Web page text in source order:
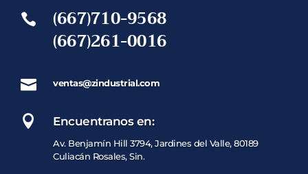

(667)710-9568
(667)261-0016
 ventas@zindustrial.com
 Encuentranos en:
Av. Benjamín Hill 3794, Jardines del Valle, 80189
Culiacán Rosales, Sin.